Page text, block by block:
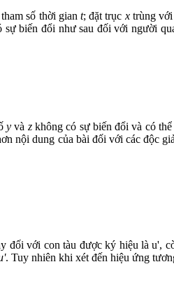
số thời gian t; đặt trục xtrùng với
biến đổi như sau đối với người
y và zkhông có sự biến đổi và có
nội dung của bài đối với các độc
đối với con tàu được ký hiệu là u',
. Tuy nhiên khi xét đến hiệu ứng